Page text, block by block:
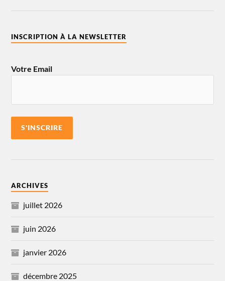
INSCRIPTION À LA NEWSLETTER
Votre Email
ARCHIVES
juillet 2026
juin 2026
janvier 2026
décembre 2025